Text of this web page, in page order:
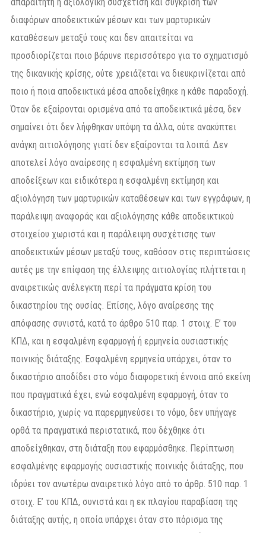
διαφόρων αποδεικτικών μέσων και των μαρτυρικών
καταθέσεων μεταξύ τους και δεν απαιτείται να
προσδιορίζεται ποιο βάρυνε περισσότερο για το σχηματισμό
της δικανικής κρίσης, ούτε χρειάζεται να διευκρινίζεται από
ποιο ή ποια αποδεικτικά μέσα αποδείχθηκε η κάθε παραδοχή.
Όταν δε εξαίρονται ορισμένα από τα αποδεικτικά μέσα, δεν
σημαίνει ότι δεν λήφθηκαν υπόψη τα άλλα, ούτε ανακύπτει
ανάγκη αιτιολόγησης γιατί δεν εξαίρονται τα λοιπά. Δεν
αποτελεί λόγο αναίρεσης η εσφαλμένη εκτίμηση των
αποδείξεων και ειδικότερα η εσφαλμένη εκτίμηση και
αξιολόγηση των μαρτυρικών καταθέσεων και των εγγράφων, η
παράλειψη αναφοράς και αξιολόγησης κάθε αποδεικτικού
στοιχείου χωριστά και η παράλειψη συσχέτισης των
αποδεικτικών μέσων μεταξύ τους, καθόσον στις περιπτώσεις
αυτές με την επίφαση της έλλειψης αιτιολογίας πλήττεται η
αναιρετικώς ανέλεγκτη περί τα πράγματα κρίση του
δικαστηρίου της ουσίας. Επίσης, λόγο αναίρεσης της
απόφασης συνιστά, κατά το άρθρο 510 παρ. 1 στοιχ. Ε’ του
ΚΠΔ, και η εσφαλμένη εφαρμογή ή ερμηνεία ουσιαστικής
ποινικής διάταξης. Εσφαλμένη ερμηνεία υπάρχει, όταν το
δικαστήριο αποδίδει στο νόμο διαφορετική έννοια από εκείνη
που πραγματικά έχει, ενώ εσφαλμένη εφαρμογή, όταν το
δικαστήριο, χωρίς να παρερμηνεύσει το νόμο, δεν υπήγαγε
ορθά τα πραγματικά περιστατικά, που δέχθηκε ότι
αποδείχθηκαν, στη διάταξη που εφαρμόσθηκε. Περίπτωση
εσφαλμένης εφαρμογής ουσιαστικής ποινικής διάταξης, που
ιδρύει τον ανωτέρω αναιρετικό λόγο από το άρθρ. 510 παρ. 1
στοιχ. Ε’ του ΚΠΔ, συνιστά και η εκ πλαγίου παραβίαση της
διάταξης αυτής, η οποία υπάρχει όταν στο πόρισμα της